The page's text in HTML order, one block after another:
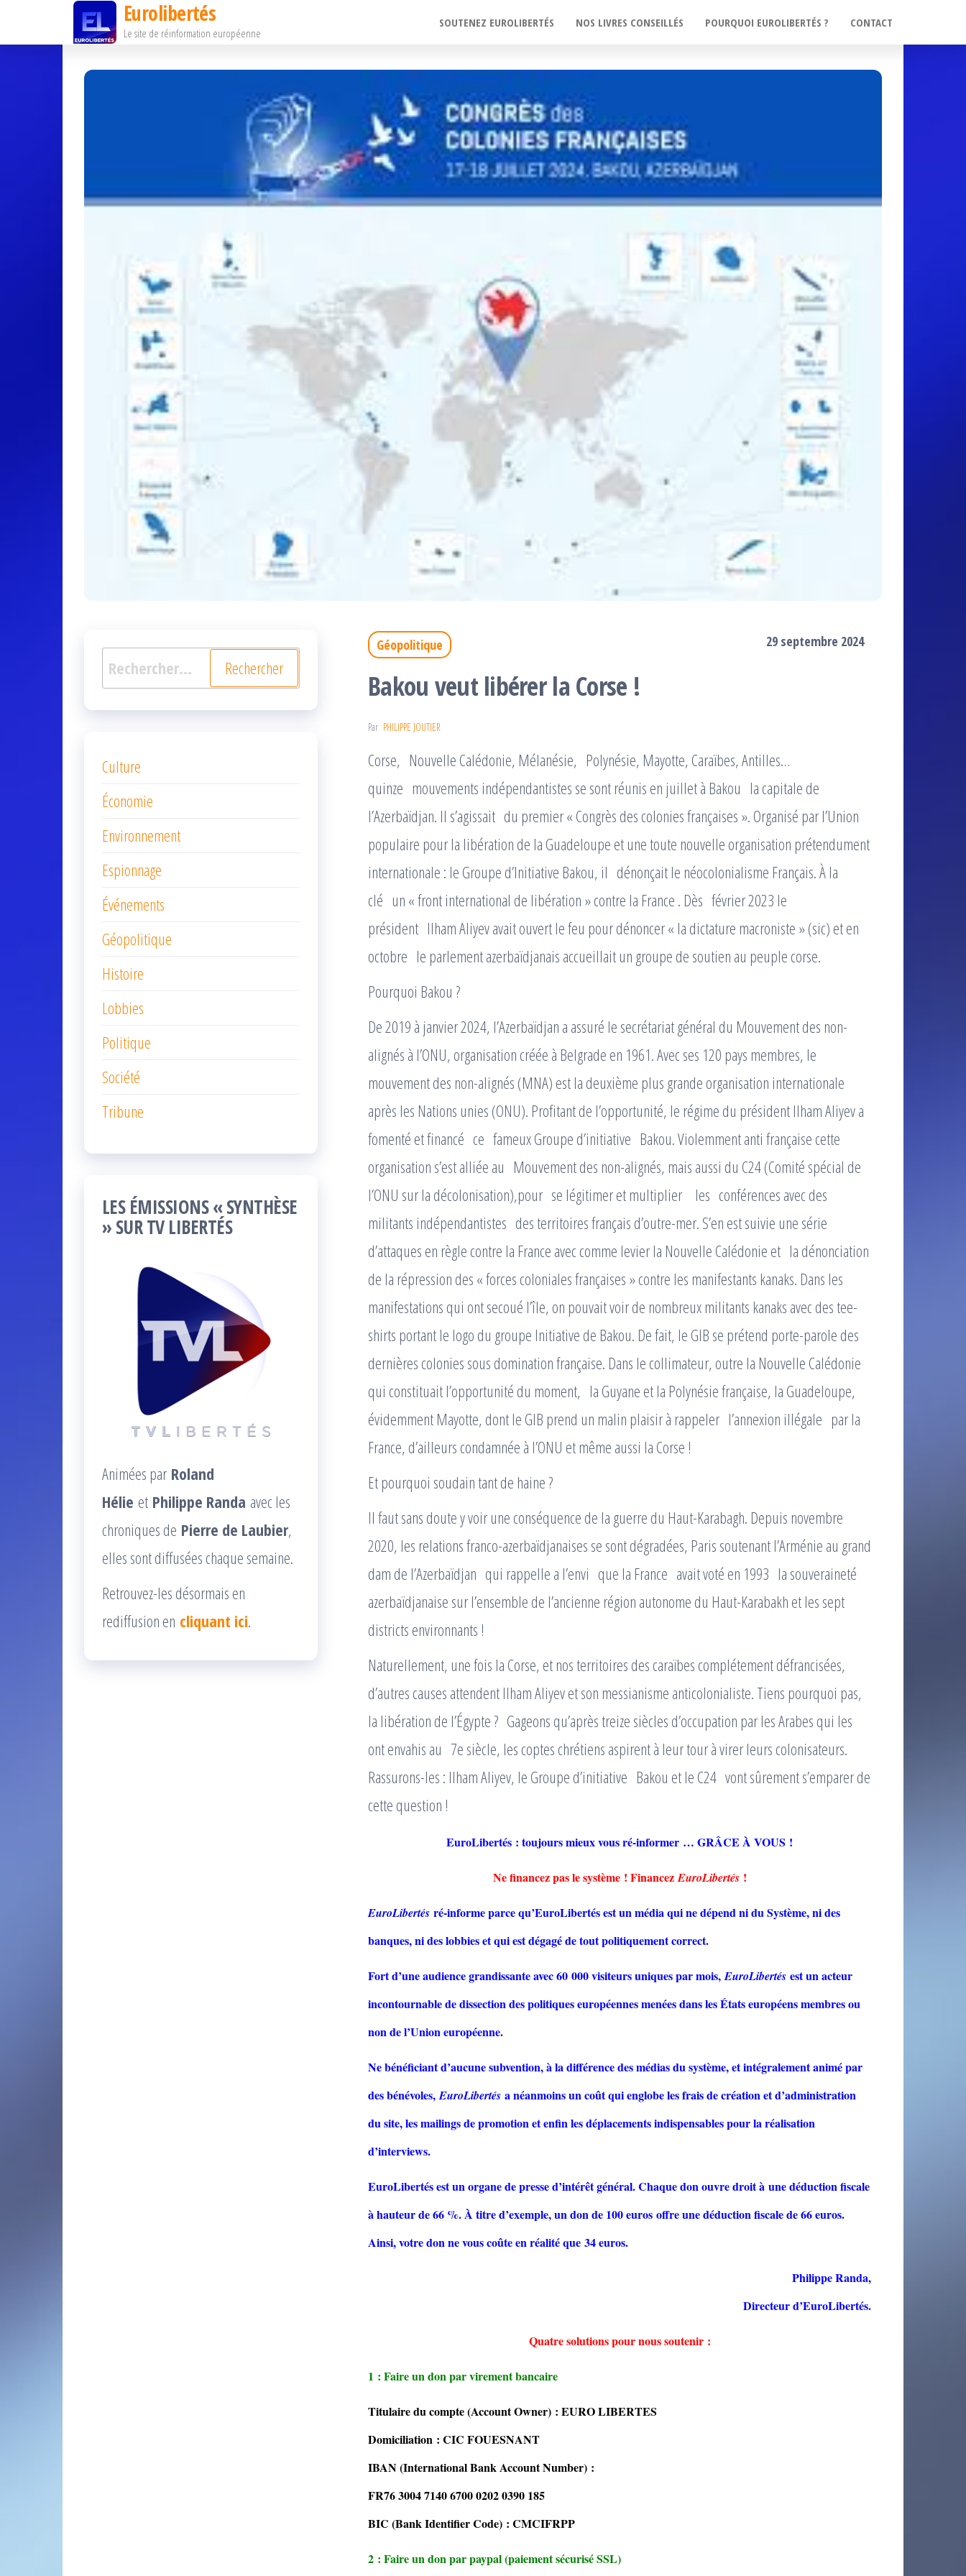
ce
Eurolibertés
Le site de réinformation européenne
SOUTENEZ EUROLIBERTÉS NOS LIVRES CONSEILLÉS POURQUOI EUROLIBERTÉS ? CONTACT
Géopolitique 29 septembre 2024
Bakou veut libérer la Corse !
Par PHILIPPE JOUTIER
Corse, Nouvelle Calédonie, Mélanésie, Polynésie, Mayotte, Caraïbes, Antilles…
quinze mouvements indépendantistes se sont réunis en juillet à Bakou la capitale de
l’Azerbaïdjan. Il s’agissait du premier « Congrès des colonies françaises ». Organisé par l’Union
populaire pour la libération de la Guadeloupe et une toute nouvelle organisation prétendument
internationale : le Groupe d’Initiative Bakou, il dénonçait le néocolonialisme Français. À la
clé un « front international de libération » contre la France . Dès février 2023 le
président Ilham Aliyev avait ouvert le feu pour dénoncer « la dictature macroniste » (sic) et en
octobre le parlement azerbaïdjanais accueillait un groupe de soutien au peuple corse.
Pourquoi Bakou ?
De 2019 à janvier 2024, l’Azerbaïdjan a assuré le secrétariat général du Mouvement des non-
alignés à l’ONU, organisation créée à Belgrade en 1961. Avec ses 120 pays membres, le
mouvement des non-alignés (MNA) est la deuxième plus grande organisation internationale
après les Nations unies (ONU). Profitant de l’opportunité, le régime du président Ilham Aliyev a
fomenté et financé ce fameux Groupe d’initiative Bakou. Violemment anti française cette
organisation s’est alliée au Mouvement des non-alignés, mais aussi du C24 (Comité spécial de
l’ONU sur la décolonisation),pour se légitimer et multiplier les conférences avec des
militants indépendantistes des territoires français d’outre-mer. S’en est suivie une série
d’attaques en règle contre la France avec comme levier la Nouvelle Calédonie et la dénonciation
de la répression des « forces coloniales françaises » contre les manifestants kanaks. Dans les
manifestations qui ont secoué l’île, on pouvait voir de nombreux militants kanaks avec des tee-
shirts portant le logo du groupe Initiative de Bakou. De fait, le GIB se prétend porte-parole des
dernières colonies sous domination française. Dans le collimateur, outre la Nouvelle Calédonie
qui constituait l’opportunité du moment, la Guyane et la Polynésie française, la Guadeloupe,
évidemment Mayotte, dont le GIB prend un malin plaisir à rappeler l’annexion illégale par la
France, d’ailleurs condamnée à l’ONU et même aussi la Corse !
Et pourquoi soudain tant de haine ?
Il faut sans doute y voir une conséquence de la guerre du Haut-Karabagh. Depuis novembre
2020, les relations franco-azerbaïdjanaises se sont dégradées, Paris soutenant l’Arménie au grand
dam de l’Azerbaïdjan qui rappelle a l’envi que la France avait voté en 1993 la souveraineté
azerbaïdjanaise sur l’ensemble de l’ancienne région autonome du Haut-Karabakh et les sept
districts environnants !
Naturellement, une fois la Corse, et nos territoires des caraïbes complétement défrancisées,
d’autres causes attendent Ilham Aliyev et son messianisme anticolonialiste. Tiens pourquoi pas,
la libération de l’Égypte ? Gageons qu’après treize siècles d’occupation par les Arabes qui les
ont envahis au 7e siècle, les coptes chrétiens aspirent à leur tour à virer leurs colonisateurs.
Rassurons-les : Ilham Aliyev, le Groupe d’initiative Bakou et le C24 vont sûrement s’emparer de
cette question !
EuroLibertés : toujours mieux vous ré-informer … GRÂCE À VOUS !
Ne financez pas le système ! FinancezEuroLibertés !
EuroLibertés ré-informe parce qu’EuroLibertés est un média qui ne dépend ni du Système, ni des
banques, ni des lobbies et qui est dégagé de tout politiquement correct.
Fort d’une audience grandissante avec 60 000 visiteurs uniques par mois,EuroLibertés est un acteur
incontournable de dissection des politiques européennes menées dans les États européens membres ou
non de l’Union européenne.
Ne bénéficiant d’aucune subvention, à la différence des médias du système, et intégralement animé par
des bénévoles,EuroLibertés a néanmoins un coût qui englobe les frais de création et d’administration
du site, les mailings de promotion et enfin les déplacements indispensables pour la réalisation
d’interviews.
EuroLibertés est un organe de presse d’intérêt général. Chaque don ouvre droit à une déduction fiscale
à hauteur de 66 %. À titre d’exemple, un don de 100 euros offre une déduction fiscale de 66 euros.
Ainsi, votre don ne vous coûte en réalité que 34 euros.
Philippe Randa,
Directeur d’EuroLibertés.
Quatre solutions pour nous soutenir :
1 : Faire un don par virement bancaire
Titulaire du compte (Account Owner) : EURO LIBERTES
Domiciliation : CIC FOUESNANT
IBAN (International Bank Account Number) :
FR76 3004 7140 6700 0202 0390 185
BIC (Bank Identifier Code) : CMCIFRPP
2 : Faire un don par paypal (paiement sécurisé SSL)
Rechercher :
Culture
Économie
Environnement
Espionnage
Événements
Géopolitique
Histoire
Lobbies
Politique
Société
Tribune
LES ÉMISSIONS « SYNTHÈSE
» SUR TV LIBERTÉS
Animées par Roland
Hélie et Philippe Randa avec les
chroniques de Pierre de Laubier,
elles sont diffusées chaque semaine.
Retrouvez-les désormais en
rediffusion en cliquant ici.